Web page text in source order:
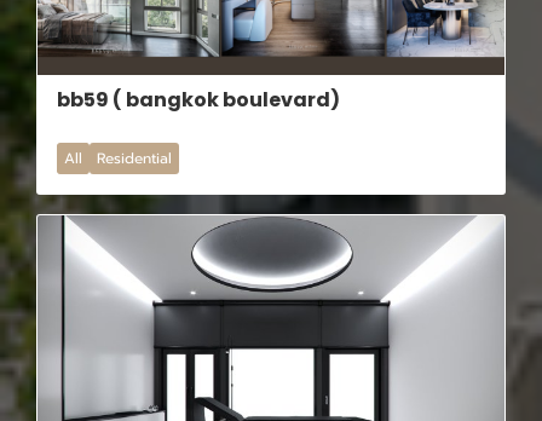
bb59 ( bangkok boulevard)
All Residential